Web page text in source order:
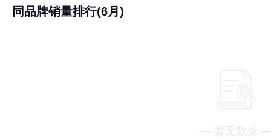
同品牌销量排行(6月)
— 暂无数据 —